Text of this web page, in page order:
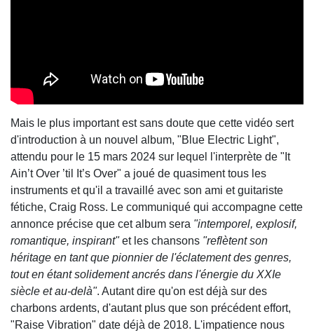
Mais le plus important est sans doute que cette vidéo sert
d'introduction à un nouvel album, "Blue Electric Light",
attendu pour le 15 mars 2024 sur lequel l'interprète de "It
Ain’t Over ’til It’s Over" a joué de quasiment tous les
instruments et qu'il a travaillé avec son ami et guitariste
fétiche, Craig Ross. Le communiqué qui accompagne cette
annonce précise que cet album sera "intemporel, explosif,
romantique, inspirant"et les chansons "reflètent son
héritage en tant que pionnier de l'éclatement des genres,
tout en étant solidement ancrés dans l'énergie du XXIe
siècle et au-delà". Autant dire qu'on est déjà sur des
charbons ardents, d'autant plus que son précédent effort,
"Raise Vibration" date déjà de 2018. L'impatience nous